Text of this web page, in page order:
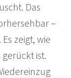
Das
–
zeigt, wie
ist.